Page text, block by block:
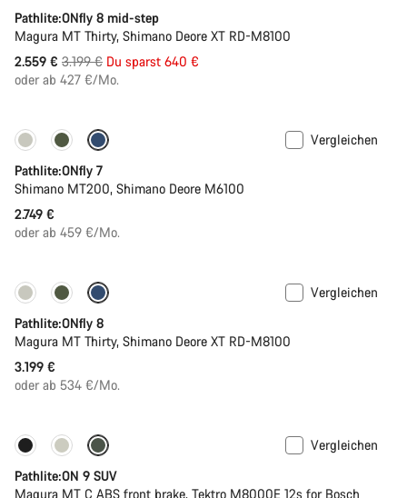
Pathlite:ONfly 8 mid-step
Magura MT Thirty, Shimano Deore XT RD-M8100
2.559 € Ursprungspreis
3.199 € Du sparst 640 €
oder ab 427 €/Mo.
Vergleichen
Pathlite:ONfly 7
Shimano MT200, Shimano Deore M6100
2.749 €
oder ab 459 €/Mo.
Vergleichen
Pathlite:ONfly 8
Magura MT Thirty, Shimano Deore XT RD-M8100
3.199 €
oder ab 534 €/Mo.
-20%
Vergleichen
Pathlite:ON 9 SUV
Magura MT C ABS front brake, Tektro M8000E 12s for Bosch